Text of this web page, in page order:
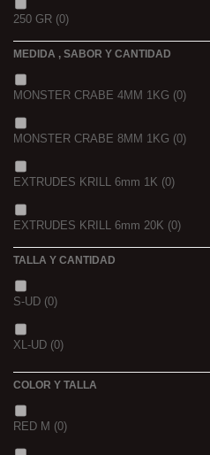
250 GR (0)
3 K
5 K
MEDIDA , SABOR Y CANTIDAD
MONSTER CRABE 4MM 1KG (0)
MONSTER CRABE 8MM 1KG (0)
EXTRUDES KRILL 6mm 1K (0)
EXTRUDES KRILL 6mm 20K (0)
NOIR POISSON 8MM 1K
TALLA Y CANTIDAD
S-UD (0)
XL-UD (0)
COLOR Y TALLA
RED M (0)